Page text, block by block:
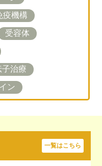
疫機構
受容体
子治療
ン
一覧はこちら